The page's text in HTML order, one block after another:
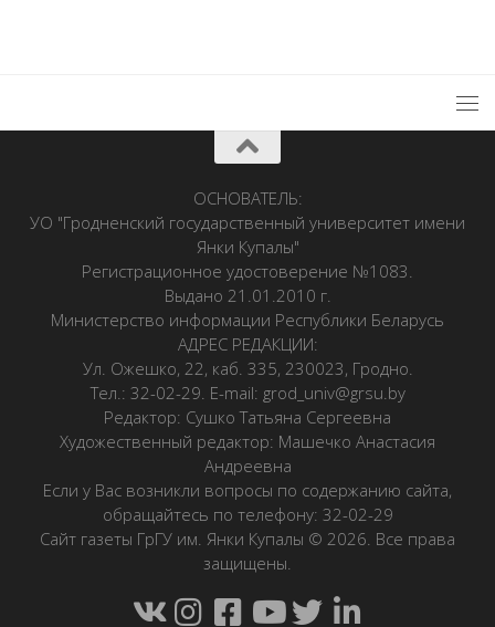
ОСНОВАТЕЛЬ:
УО "Гродненский государственный университет имени
Янки Купалы"
Регистрационное удостоверение №1083.
Выдано 21.01.2010 г.
Министерство информации Республики Беларусь
АДРЕС РЕДАКЦИИ:
Ул. Ожешко, 22, каб. 335, 230023, Гродно.
Тел.: 32-02-29. E-mail: grod_univ@grsu.by
Редактор: Сушко Татьяна Сергеевна
Художественный редактор: Машечко Анастасия
Андреевна
Если у Вас возникли вопросы по содержанию сайта,
обращайтесь по телефону: 32-02-29
Сайт газеты ГрГУ им. Янки Купалы © 2026. Все права
защищены.